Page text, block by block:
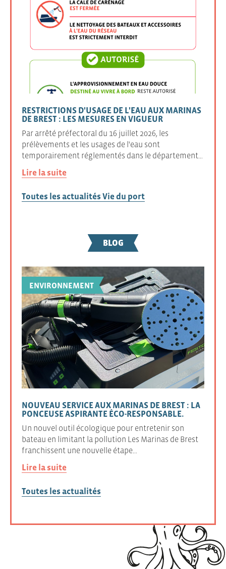
RESTRICTIONS D'USAGE DE L'EAU AUX MARINAS
DE BREST : LES MESURES EN VIGUEUR
Par arrêté préfectoral du 16 juillet 2026, les
prélèvements et les usages de l'eau sont
temporairement réglementés dans le département…
Lire la suite
Toutes les actualités Vie du port
BLOG
ENVIRONNEMENT
NOUVEAU SERVICE AUX MARINAS DE BREST : LA
PONCEUSE ASPIRANTE ÉCO-RESPONSABLE.
Un nouvel outil écologique pour entretenir son
bateau en limitant la pollution Les Marinas de Brest
franchissent une nouvelle étape…
Lire la suite
Toutes les actualités